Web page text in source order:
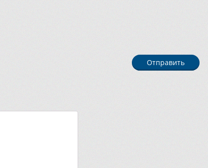
Отправить